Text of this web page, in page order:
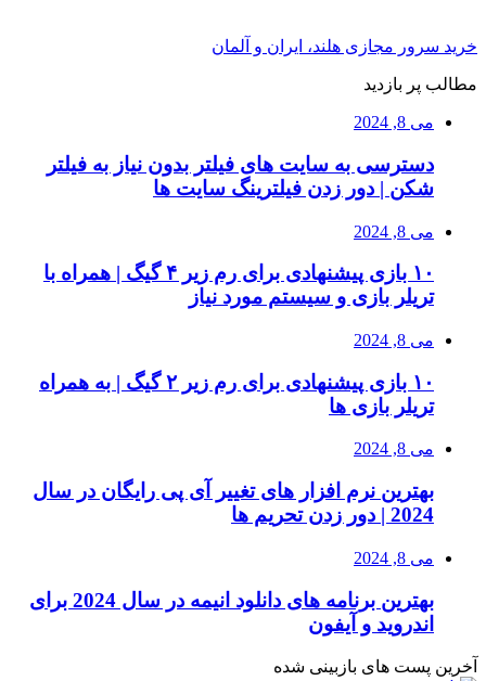
خرید سرور مجازی هلند، ایران و آلمان
مطالب پر بازدید
می 8, 2024
دسترسی به سایت های فیلتر بدون نیاز به فیلتر
شکن | دور زدن فیلترینگ سایت ها
می 8, 2024
۱۰ بازی پیشنهادی برای رم زیر ۴ گیگ | همراه با
تریلر بازی و سیستم مورد نیاز
می 8, 2024
۱۰ بازی پیشنهادی برای رم زیر ۲ گیگ | به همراه
تریلر بازی ها
می 8, 2024
بهترین نرم افزار های تغییر آی پی رایگان در سال
2024 | دور زدن تحریم ها
می 8, 2024
بهترین برنامه های دانلود انیمه در سال 2024 برای
اندروید و آیفون
آخرین پست های بازبینی شده